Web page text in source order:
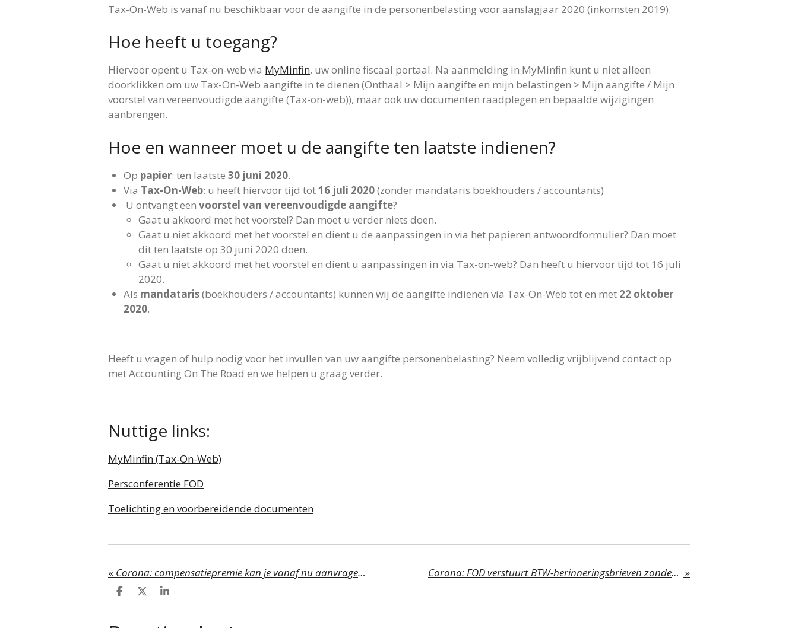
Tax-On-Web is vanaf nu beschikbaar voor de aangifte in de personenbelasting voor aanslagjaar 2020 (inkomsten 2019).
Hoe heeft u toegang?
Hiervoor opent u Tax-on-web via MyMinfin, uw online fiscaal portaal. Na aanmelding in MyMinfin kunt u niet alleen
doorklikken om uw Tax-On-Web aangifte in te dienen (Onthaal > Mijn aangifte en mijn belastingen > Mijn aangifte / Mijn
voorstel van vereenvoudigde aangifte (Tax-on-web)), maar ook uw documenten raadplegen en bepaalde wijzigingen
aanbrengen.
Hoe en wanneer moet u de aangifte ten laatste indienen?
Op papier: ten laatste 30 juni 2020.
Via Tax-On-Web: u heeft hiervoor tijd tot16 juli 2020(zonder mandataris boekhouders / accountants)
U ontvangt een voorstel van vereenvoudigde aangifte?
Gaat u akkoord met het voorstel? Dan moet u verder niets doen.
Gaat u niet akkoord met het voorstel en dient u de aanpassingen in via het papieren antwoordformulier? Dan moet
dit ten laatste op 30 juni 2020 doen.
Gaat u niet akkoord met het voorstel en dient u aanpassingen in via Tax-on-web? Dan heeft u hiervoor tijd tot 16 juli
2020.
Als mandataris(boekhouders / accountants) kunnen wij de aangifte indienen via Tax-On-Web tot en met 22 oktober
2020.
Heeft u vragen of hulp nodig voor het invullen van uw aangifte personenbelasting? Neem volledig vrijblijvend contact op
met Accounting On The Road en we helpen u graag verder.
Nuttige links:
MyMinfin (Tax-On-Web)
Persconferentie FOD
Toelichting en voorbereidende documenten
« Corona: compensatiepremie kan je vanaf nu aanvragen! - UPDATE 05/05/2020 Corona: FOD verstuurt BTW-herinneringsbrieven zonder rekening te houden met de coronamaatregelen »
D
e
D
S
r